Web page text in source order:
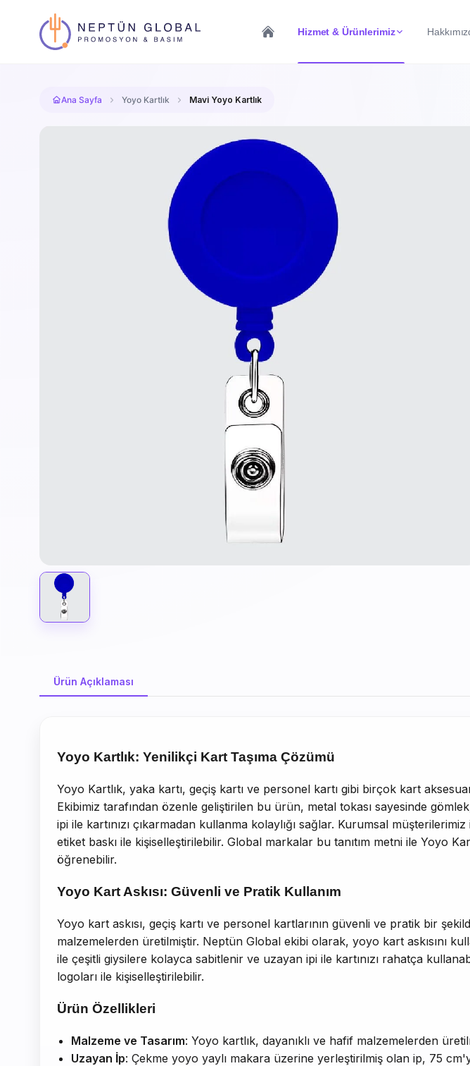
Hizmet & Ürünlerimiz
Ana Sayfa Yoyo Kartlık Mavi Yoyo Kartlık
Ürün Açıklaması
Yoyo Kartlık: Yenilikçi Kart Taşıma Çözümü
Yoyo Kartlık, yaka kartı, geçiş kartı ve personel kartı gibi birçok kart
Ekibimiz tarafından özenle geliştirilen bu ürün, metal tokası sayesinde
ipi ile kartınızı çıkarmadan kullanma kolaylığı sağlar. Kurumsal
etiket baskı ile kişiselleştirilebilir. Global markalar bu tanıtım metni ile Yoyo
öğrenebilir.
Yoyo Kart Askısı: Güvenli ve Pratik Kullanım
Yoyo kart askısı, geçiş kartı ve personel kartlarının güvenli ve pratik bir
malzemelerden üretilmiştir. Neptün Global ekibi olarak, yoyo kart askısını
ile çeşitli giysilere kolayca sabitlenir ve uzayan ipi ile kartınızı rahatça
logoları ile kişiselleştirilebilir.
Ürün Özellikleri
Malzeme ve Tasarım: Yoyo kartlık, dayanıklı ve hafif malzemelerden
Uzayan İp: Çekme yoyo yaylı makara üzerine yerleştirilmiş olan ip, 75